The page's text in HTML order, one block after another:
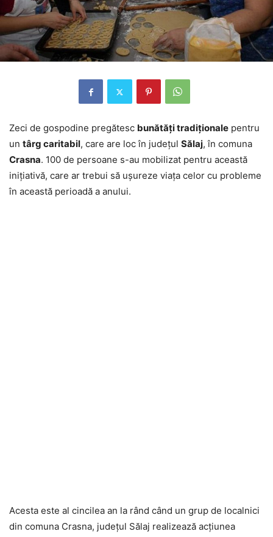
Zeci de gospodine pregătesc bunătăţi tradiţionale pentru
un târg caritabil, care are loc în judeţul Sălaj, în comuna
Crasna. 100 de persoane s-au mobilizat pentru această
iniţiativă, care ar trebui să uşureze viaţa celor cu probleme
în această perioadă a anului.
Acesta este al cincilea an la rând când un grup de localnici
din comuna Crasna, judeţul Sălaj realizează acţiunea